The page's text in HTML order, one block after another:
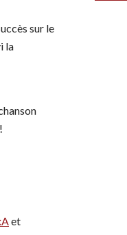
sur le
la
et